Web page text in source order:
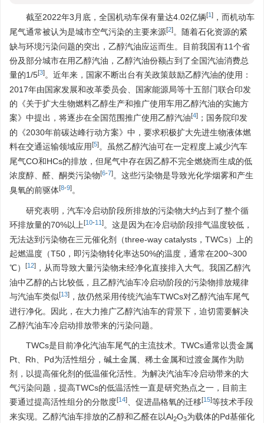
截至2022年3月底，全国机动车保有量达4.02亿辆[1] ，而机动车
尾气通常被认为是城市空气污染的主要来源[2]。随着石化资源的紧
缺与环境污染问题的突出，乙醇汽油应运而生。目前我国有11个省
份及部分城市在用乙醇汽油，乙醇汽油份额占到了全国汽油消费总
量的1/5[3]。近年来，国家不断出台有关政策鼓励乙醇汽油的使用：
2017年由国家发展和改革委员会、国家能源局等十五部门联合印发
的《关于扩大生物燃料乙醇生产和推广使用车用乙醇汽油的实施方
案》中提出，将逐步在全国范围推广使用乙醇汽油[4] ；国务院印发
的《2030年前碳达峰行动方案》中，要求积极扩大先进生物液体燃
料在交通运输领域应用[5]。虽然乙醇汽油可在一定程度上减少汽车
尾气CO和HCs的排放，但尾气中存在因乙醇不完全燃烧而生成的低
浓度醇、醛、酮类污染物[6-7]。这些污染物是导致光化学烟雾和产生
臭氧的前驱体[8-9]。
研究表明，汽车冷启动阶段所排放的污染物大约占到了整个循
环排放量的70%以上[10-11]。这是因为在冷启动阶段排气温度较低，
无法达到污染物在三元催化剂（three-way catalysts，TWCs）上的
起燃温度（T50，即污染物转化率达50%的温度，通常在200~300
℃）
[12] ，从而导致大量污染物未经净化直接排入大气。我国乙醇汽
油中乙醇的占比较低，且乙醇汽油车冷启动阶段的污染物排放规律
与汽油车类似[13] ，故仍然采用传统汽油车TWCs对乙醇汽油车尾气
进行净化。因此，在大力推广乙醇汽油车的背景下，迫切需要解决
乙醇汽油车冷启动排放带来的污染问题。
TWCs是目前净化汽油车尾气的主流技术。TWCs通常以贵金属
Pt、Rh、Pd为活性组分，碱土金属、稀土金属和过渡金属作为助
剂，以提高催化剂的低温催化活性。为解决汽油车冷启动带来的大
气污染问题，提高TWCs的低温活性一直是研究热点之一，目前主
要通过提高活性组分的分散度[14] 、促进晶格氧的迁移[15]等技术手段
来实现。乙醇汽油车排放的乙醇和乙醛在以Al2O3为载体的Pd基催化